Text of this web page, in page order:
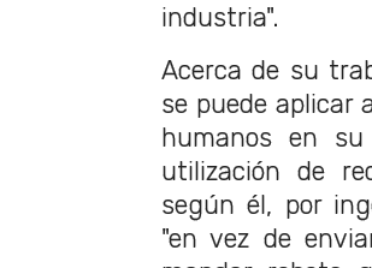
industria".
Acerca de su
se puede aplicar
humanos en
utilización de
según él, por
"en vez de